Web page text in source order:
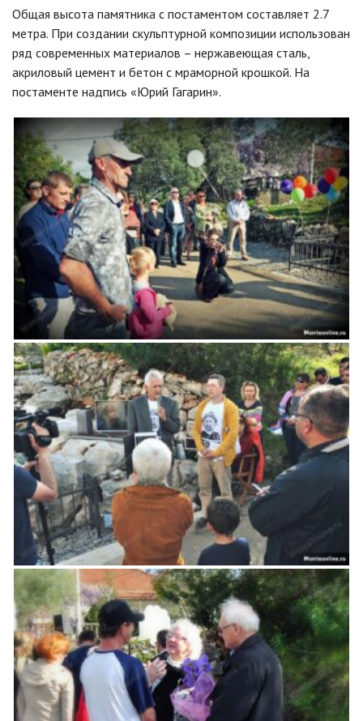
Общая высота памятника с постаментом составляет 2.7
метра. При создании скульптурной композиции использован
ряд современных материалов – нержавеющая сталь,
акриловый цемент и бетон с мраморной крошкой. На
постаменте надпись «Юрий Гагарин».